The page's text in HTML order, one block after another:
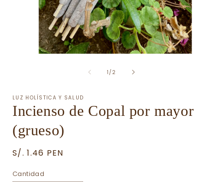
una
ventana
modal
1 /de2
LUZ HOLÍSTICA Y SALUD
Incienso de Copal por mayor
(grueso)
Precio
S/. 1.46 PEN
Cantidad
Cantidad